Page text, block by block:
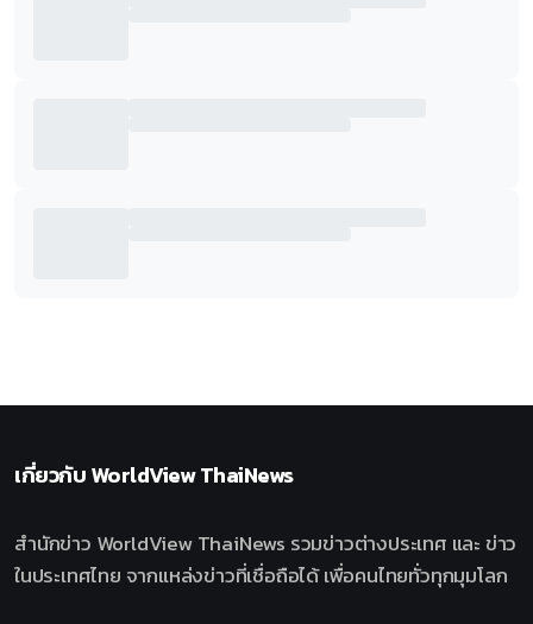
เกี่ยวกับWorldView ThaiNews
สำนักข่าว WorldView ThaiNews รวมข่าวต่างประเทศ และ ข่าว
ในประเทศไทย จากแหล่งข่าวที่เชื่อถือได้ เพื่อคนไทยทั่วทุกมุมโลก